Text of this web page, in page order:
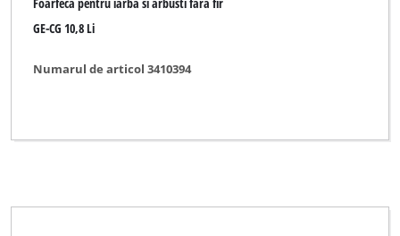
GE-CG 10,8 Li
Numarul de articol 3410394